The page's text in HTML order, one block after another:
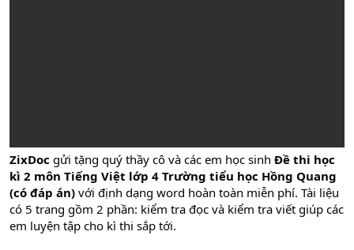
ZixDoc gửi tặng quý thầy cô và các em học sinh Đề thi học
kì 2 môn Tiếng Việt lớp 4 Trường tiểu học Hồng Quang
(có đáp án) với định dạng word hoàn toàn miễn phí. Tài liệu
có 5 trang gồm 2 phần: kiểm tra đọc và kiểm tra viết giúp các
em luyện tập cho kì thi sắp tới.